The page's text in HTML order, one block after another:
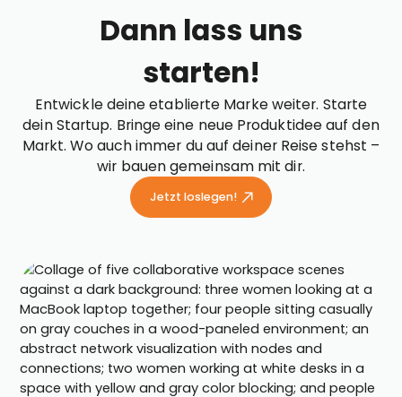
Dann lass uns
starten!
Entwickle deine etablierte Marke weiter. Starte
dein Startup. Bringe eine neue Produktidee auf den
Markt. Wo auch immer du auf deiner Reise stehst –
wir bauen gemeinsam mit dir.
Jetzt loslegen!